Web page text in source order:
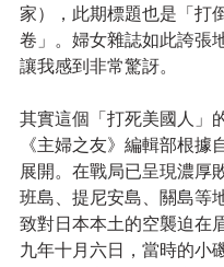
家），此期標題也是「打
卷」。婦女雜誌如此誇張
讓我感到非常驚訝。
其實這個「打死美國人」
《主婦之友》編輯部根據
展開。在戰局已呈現濃厚
班島、提尼安島、關島等
致對日本本土的空襲迫在
九年十月六日，當時的小